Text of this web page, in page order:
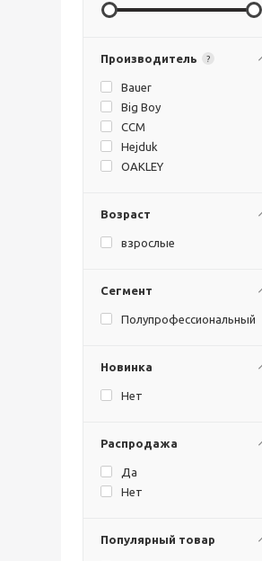
Производитель ?
Bauer
Big Boy
CCM
Hejduk
OAKLEY
Возраст
взрослые
Сегмент
Полупрофессиональный
Новинка
Нет
Распродажа
Да
Нет
Популярный товар